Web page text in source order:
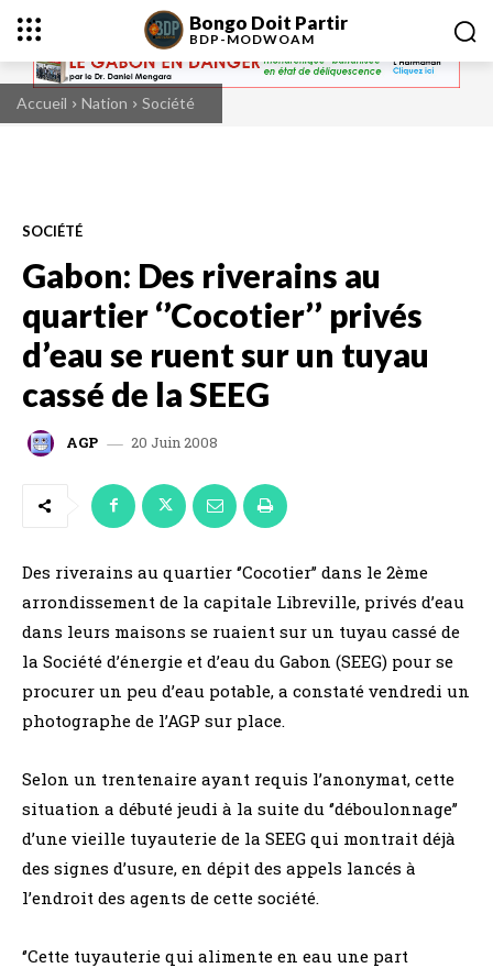
Bongo Doit Partir
BDP-MODWOAM
Accueil Nation Société
SOCIÉTÉ
Gabon: Des riverains au
quartier ‘’Cocotier’’ privés
d’eau se ruent sur un tuyau
cassé de la SEEG
AGP 20 Juin 2008
Des riverains au quartier ‘’Cocotier’’ dans le 2ème
arrondissement de la capitale Libreville, privés d’eau
dans leurs maisons se ruaient sur un tuyau cassé de
la Société d’énergie et d’eau du Gabon (SEEG) pour se
procurer un peu d’eau potable, a constaté vendredi un
photographe de l’AGP sur place.
Selon un trentenaire ayant requis l’anonymat, cette
situation a débuté jeudi à la suite du ‘’déboulonnage’’
d’une vieille tuyauterie de la SEEG qui montrait déjà
des signes d’usure, en dépit des appels lancés à
l’endroit des agents de cette société.
‘’Cette tuyauterie qui alimente en eau une part